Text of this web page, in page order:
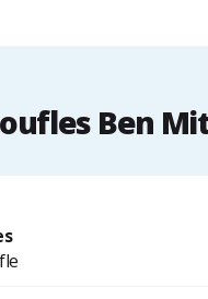
Ben